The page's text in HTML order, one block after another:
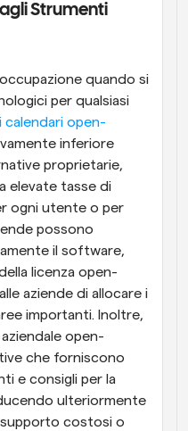
Strumenti
quando si
per qualsiasi
open-
inferiore
proprietarie,
elevate tasse di
ogni utente o per
possono
il software,
licenza open-
aziende di allocare i
importanti. Inoltre,
open-
che forniscono
e consigli per la
ulteriormente
costosi o